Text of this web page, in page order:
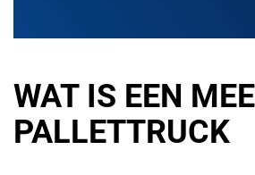
WAT IS EEN
PALLETTRUCK